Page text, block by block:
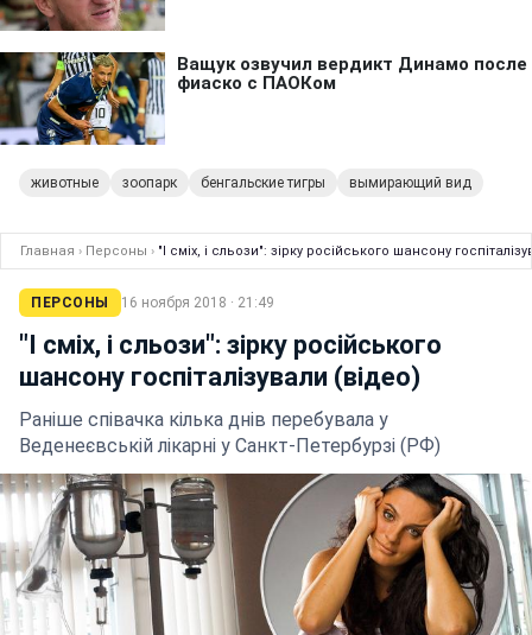
животные зоопарк бенгальские тигры вымирающий вид
Главная › Персоны › "І сміх, і сльози": зірку російського шансону
ПЕРСОНЫ 16 ноября 2018 · 21:49
"І сміх, і сльози": зірку російського
шансону госпіталізували (відео)
Раніше співачка кілька днів перебувала у
Веденеєвській лікарні у Санкт-Петербурзі (РФ)